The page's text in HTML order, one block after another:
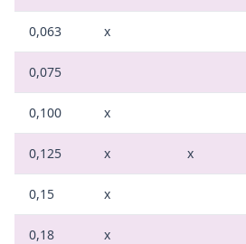
0,063 x
0,075
0,100 x
0,125 x x
0,15 x
0,18 x